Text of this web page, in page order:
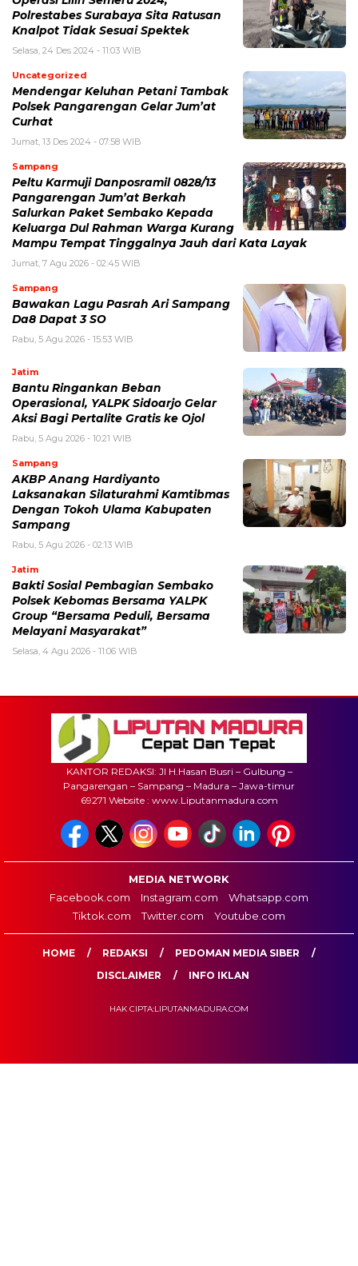
Polrestabes Surabaya Sita Ratusan
Knalpot Tidak Sesuai Spektek
Selasa, 24 Des 2024 - 11:03 WIB
Uncategorized
Mendengar Keluhan Petani Tambak
Polsek Pangarengan Gelar Jum’at
Curhat
Jumat, 13 Des 2024 - 07:58 WIB
Sampang
Peltu Karmuji Danposramil 0828/13
Pangarengan Jum’at Berkah
Salurkan Paket Sembako Kepada
Keluarga Dul Rahman Warga Kurang
Mampu Tempat Tinggalnya Jauh dari Kata Layak
Jumat, 7 Agu 2026 - 02:45 WIB
Sampang
Bawakan Lagu Pasrah Ari Sampang
Da8 Dapat 3 SO
Rabu, 5 Agu 2026 - 15:53 WIB
Jatim
Bantu Ringankan Beban
Operasional, YALPK Sidoarjo Gelar
Aksi Bagi Pertalite Gratis ke Ojol
Rabu, 5 Agu 2026 - 10:21 WIB
Sampang
AKBP Anang Hardiyanto
Laksanakan Silaturahmi Kamtibmas
Dengan Tokoh Ulama Kabupaten
Sampang
Rabu, 5 Agu 2026 - 02:13 WIB
Jatim
Bakti Sosial Pembagian Sembako
Polsek Kebomas Bersama YALPK
Group “Bersama Peduli, Bersama
Melayani Masyarakat”
Selasa, 4 Agu 2026 - 11:06 WIB
KANTOR REDAKSI: Jl H.Hasan Busri – Gulbung –
Pangarengan – Sampang – Madura – Jawa-timur
69271 Website : www.Liputanmadura.com
MEDIA NETWORK
Facebook.com
Instagram.com
Whatsapp.com
Tiktok.com
Twitter.com Youtube.com
HOME REDAKSI
PEDOMAN MEDIA SIBER
DISCLAIMER
INFO IKLAN
HAK CIPTA:LIPUTANMADURA.COM